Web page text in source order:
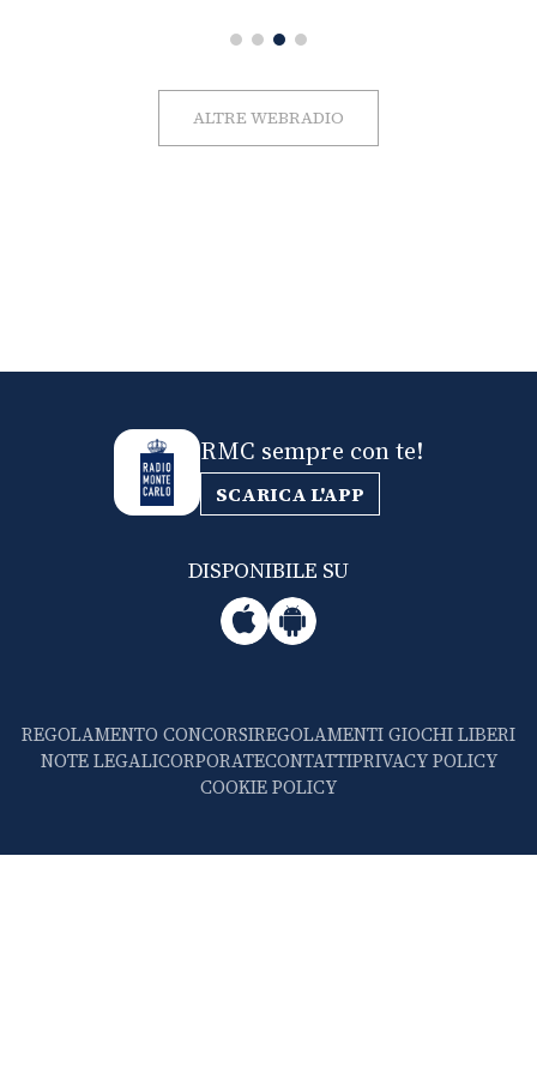
ALTRE WEBRADIO
RMC sempre con te!
SCARICA L'APP
DISPONIBILE SU
REGOLAMENTO CONCORSIREGOLAMENTI GIOCHI LIBERI
NOTE LEGALICORPORATECONTATTIPRIVACY POLICY
COOKIE POLICY